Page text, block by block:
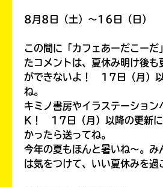
8月8日（土）～16日（日）
この間に「カフェあーだこーだ
たコメントは、夏休み明け後も
ができないよ！ 17日（月）
ね。
キミノ書房やイラステーション
K！ 17日（月）以降の更新に
かったら送ってね。
今年の夏もほんと暑いね～。み
は気をつけて、いい夏休みを過